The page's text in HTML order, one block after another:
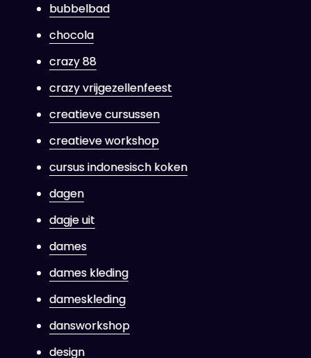
bubbelbad
chocola
crazy 88
crazy vrijgezellenfeest
creatieve cursussen
creatieve workshop
cursus indonesisch koken
dagen
dagje uit
dames
dames kleding
dameskleding
dansworkshop
design